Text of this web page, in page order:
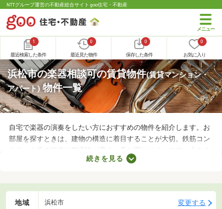
NTTグループ運営の不動産総合サイト goo住宅・不動産
1
最近検索した条件
0
最近見た物件
0
保存した条件
0
お気に入り
浜松市の楽器相談可の賃貸物件(賃貸マンション・
アパート)物件一覧
自宅で楽器の演奏をしたい方におすすめの物件を紹介します。お
部屋を探すときは、建物の構造に着目することが大切。鉄筋コン
クリート造の物件は気密性が高く、音が漏れにくいので、小さめ
の音で演奏すればトラブルになりにくいでしょう。物件によって
くことがおすすめです。
続きを見る
地域 浜松市 変更する